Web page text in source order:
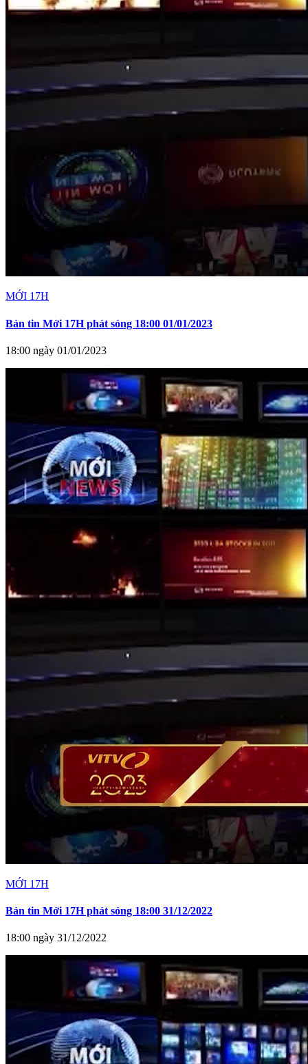
MỚI 17H
Bản tin Mới 17H phát sóng 18:00 01/01/2023
18:00 ngày 01/01/2023
MỚI 17H
Bản tin Mới 17H phát sóng 18:00 31/12/2022
18:00 ngày 31/12/2022